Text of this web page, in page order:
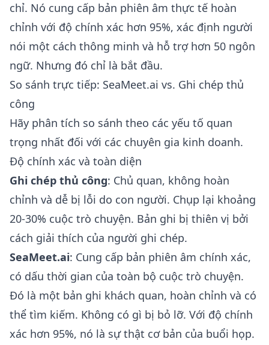
chỉ. Nó cung cấp bản phiên âm thực tế hoàn
chỉnh với độ chính xác hơn 95%, xác định người
nói một cách thông minh và hỗ trợ hơn 50 ngôn
ngữ. Nhưng đó chỉ là bắt đầu.
So sánh trực tiếp: SeaMeet.ai vs. Ghi chép thủ
công
Hãy phân tích so sánh theo các yếu tố quan
trọng nhất đối với các chuyên gia kinh doanh.
Độ chính xác và toàn diện
Ghi chép thủ công: Chủ quan, không hoàn
chỉnh và dễ bị lỗi do con người. Chụp lại khoảng
20-30% cuộc trò chuyện. Bản ghi bị thiên vị bởi
cách giải thích của người ghi chép.
SeaMeet.ai: Cung cấp bản phiên âm chính xác,
có dấu thời gian của toàn bộ cuộc trò chuyện.
Đó là một bản ghi khách quan, hoàn chỉnh và có
thể tìm kiếm. Không có gì bị bỏ lỡ. Với độ chính
xác hơn 95%, nó là sự thật cơ bản của buổi họp.